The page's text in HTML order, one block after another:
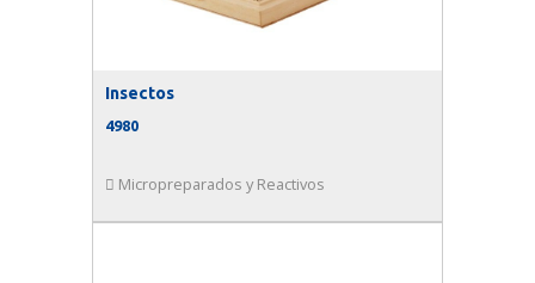
Insectos
4980
Micropreparados y Reactivos